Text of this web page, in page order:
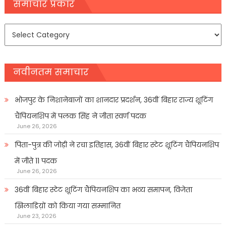
समाचार प्रकार
समाचार
नवीनतम समाचार
भोजपुर के निशानेबाजों का शानदार प्रदर्शन, 36वीं बिहार राज्य शूटिंग
चैंपियनशिप में पलक सिंह ने जीता स्वर्ण पदक
June 26, 2026
पिता-पुत्र की जोड़ी ने रचा इतिहास, 36वीं बिहार स्टेट शूटिंग चैंपियनशिप
में जीते 11 पदक
June 26, 2026
36वीं बिहार स्टेट शूटिंग चैंपियनशिप का भव्य समापन, विजेता
खिलाडिय़ों को किया गया सम्मानित
June 23, 2026